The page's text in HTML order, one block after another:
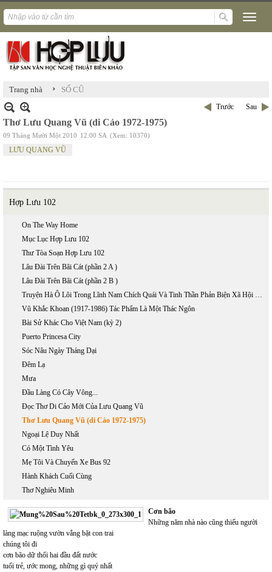
Trang nhà › SỐ CŨ
Trước Sau
Thơ Lưu Quang Vũ (di Cảo 1972-1975)
09 Tháng Mười Một 2010 12:00 SA (Xem: 10370)
LƯU QUANG VŨ
Hợp Lưu 102
On The Way Home
Mục Lục Hợp Lưu 102
Thư Tòa Soạn Hợp Lưu 102
Lâu Đài Trên Bãi Cát (phần 2 A )
Lâu Đài Trên Bãi Cát (phần 2 B )
Truyện Hà Ô Lôi Trong Lĩnh Nam Chích Quái Và Tinh Thần Phản Biện Xã Hội Dưới Thời Vãn Trần
Vũ Khắc Khoan (1917-1986) Tác Phẩm Là Một Thác Ngôn
Bài Sử Khác Cho Việt Nam (kỳ 2)
Puerto Princesa City
Sóc Nâu Ngày Tháng Dại
Đêm Lạ
Mưa
Đầu Làng Có Cây Vông...
Đọc Thơ Di Cảo Mới Của Lưu Quang Vũ
Thơ Lưu Quang Vũ (di Cảo 1972-1975)
Ngoại Lệ Duy Nhất
Có Một Tình Yêu
Mẹ Tôi Và Chuyến Xe Bus 92
Hành Khách Cuối Cùng
Thơ Nghiêu Minh
Cơn bão
Những năm nhà nào cũng thiếu người
làng mạc ruộng vườn vắng bặt con trai
chúng tôi đi
cơn bão dữ thổi hai đầu đất nước
tuổi trẻ, ước mong, những gì quý nhất